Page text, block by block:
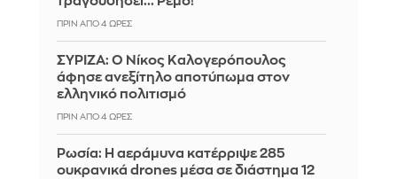
ΠΡΙΝ ΑΠΌ 4 ΏΡΕΣ
ΣΥΡΙΖΑ: Ο Νίκος Καλογερόπουλος
άφησε ανεξίτηλο αποτύπωμα στον
ελληνικό πολιτισμό
ΠΡΙΝ ΑΠΌ 4 ΏΡΕΣ
Ρωσία: Η αεράμυνα κατέρριψε 285
ουκρανικά drones μέσα σε διάστημα 12